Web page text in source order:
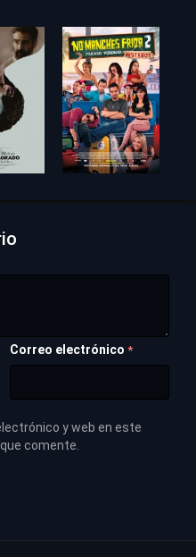
Correo electrónico *
y web en este
comente.